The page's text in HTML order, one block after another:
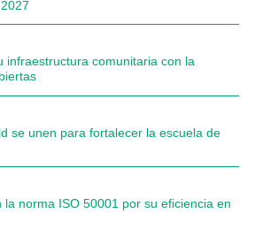
infraestructura comunitaria con la
se unen para fortalecer la escuela de
la norma ISO 50001 por su eficiencia en